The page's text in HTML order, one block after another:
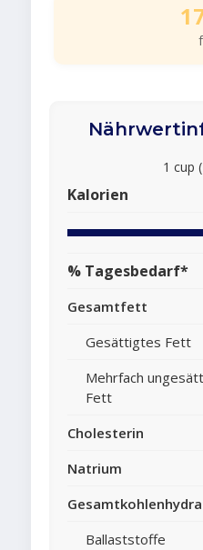
1 cup
Kalorien
% Tagesbedarf*
Gesamtfett
Gesättigtes Fett
Mehrfach
Fett
Cholesterin
Natrium
Ballaststoffe